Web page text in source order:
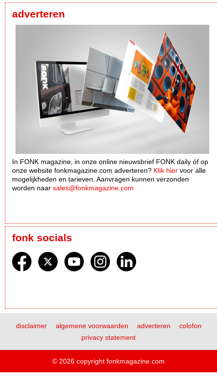
adverteren
In FONK magazine, in onze online nieuwsbrief FONK daily óf op
onze website fonkmagazine.com adverteren? Klik hier voor alle
mogelijkheden en tarieven. Aanvragen kunnen verzonden
worden naar sales@fonkmagazine.com
fonk socials
disclaimer algemene voorwaarden adverteren
colofon
privacy statement
© 2026 copyright fonkmagazine.com